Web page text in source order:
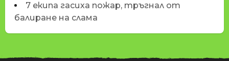
7 екипа гасиха пожар, тръгнал от
балиране на слама